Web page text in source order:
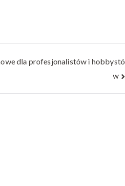
dla profesjonalistów i hobbystó
w